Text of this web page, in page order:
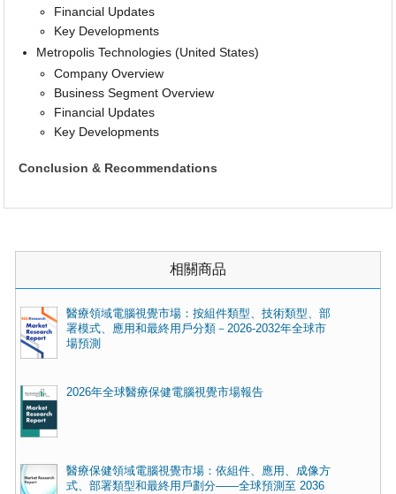
Financial Updates
Key Developments
Metropolis Technologies (United States)
Company Overview
Business Segment Overview
Financial Updates
Key Developments
Conclusion & Recommendations
相關商品
醫療領域電腦視覺市場：按組件類型、技術類型、部
署模式、應用和最終用戶分類－2026-2032年全球市
場預測
2026年全球醫療保健電腦視覺市場報告
醫療保健領域電腦視覺市場：依組件、應用、成像方
式、部署類型和最終用戶劃分——全球預測至 2036